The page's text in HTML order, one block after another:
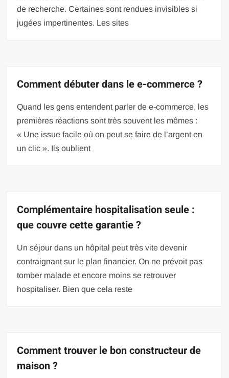
de recherche. Certaines sont rendues invisibles si
jugées impertinentes. Les sites
Comment débuter dans le e-commerce ?
Quand les gens entendent parler de e-commerce, les
premières réactions sont très souvent les mêmes :
« Une issue facile où on peut se faire de l’argent en
un clic ». Ils oublient
Complémentaire hospitalisation seule :
que couvre cette garantie ?
Un séjour dans un hôpital peut très vite devenir
contraignant sur le plan financier. On ne prévoit pas
tomber malade et encore moins se retrouver
hospitaliser. Bien que cela reste
Comment trouver le bon constructeur de
maison ?